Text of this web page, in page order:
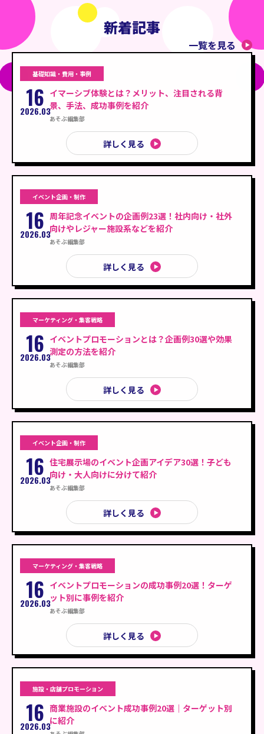
新着記事
一覧を見る
基礎知識・費用・事例
16
2026.03
イマーシブ体験とは？メリット、注目される背
景、手法、成功事例を紹介
あそぶ編集部
詳しく見る
イベント企画・制作
16
2026.03
周年記念イベントの企画例23選！社内向け・社外
向けやレジャー施設系などを紹介
あそぶ編集部
詳しく見る
マーケティング・集客戦略
16
2026.03
イベントプロモーションとは？企画例30選や効果
測定の方法を紹介
あそぶ編集部
詳しく見る
イベント企画・制作
16
2026.03
住宅展示場のイベント企画アイデア30選！子ども
向け・大人向けに分けて紹介
あそぶ編集部
詳しく見る
マーケティング・集客戦略
16
2026.03
イベントプロモーションの成功事例20選！ターゲ
ット別に事例を紹介
あそぶ編集部
詳しく見る
施設・店舗プロモーション
16
2026.03
商業施設のイベント成功事例20選｜ターゲット別
に紹介